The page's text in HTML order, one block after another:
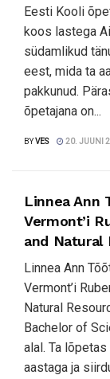
Eesti Kooli
koos lastega
südamlikud
eest, mida ta
pakkunud.
õpetajana on...
BYVES 20. JUUNI
Linnea Ann
Vermont’i
and Natural
Linnea Ann
Vermont’i
Natural
Bachelor of
alal. Ta
aastaga ja